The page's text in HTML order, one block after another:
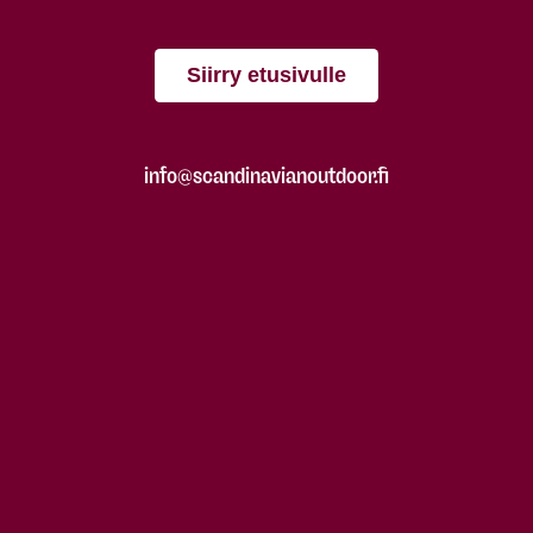
Siirry etusivulle
info@scandinavianoutdoor.fi